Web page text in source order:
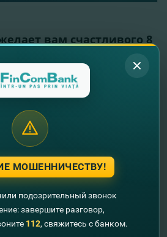
вам счастливого 8
МОШЕННИЧЕСТВУ!
подозрительный звонок
завершите разговор,
112, свяжитесь с банком.